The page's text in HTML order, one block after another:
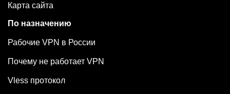
Карта сайта
По назначению
Рабочие VPN в России
Почему не работает VPN
Vless протокол